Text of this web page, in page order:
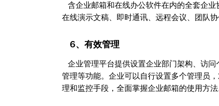
含企业邮箱和在线办公软件在内的全套企业
在线演示文稿、即时通讯、远程会议、团队协
6、有效管理
企业管理平台提供设置企业部门架构、访
管理等功能。企业可以自行设置多个管理员
理和监控手段，全面掌握企业邮箱的使用方法